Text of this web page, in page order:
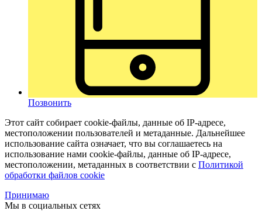
Позвонить
Этот сайт собирает cookie-файлы, данные об IP-адресе,
местоположении пользователей и метаданные. Дальнейшее
использование сайта означает, что вы соглашаетесь на
использование нами cookie-файлы, данные об IP-адресе,
местоположении, метаданных в соответствии с Политикой
обработки файлов cookie
Принимаю
Мы в социальных сетях